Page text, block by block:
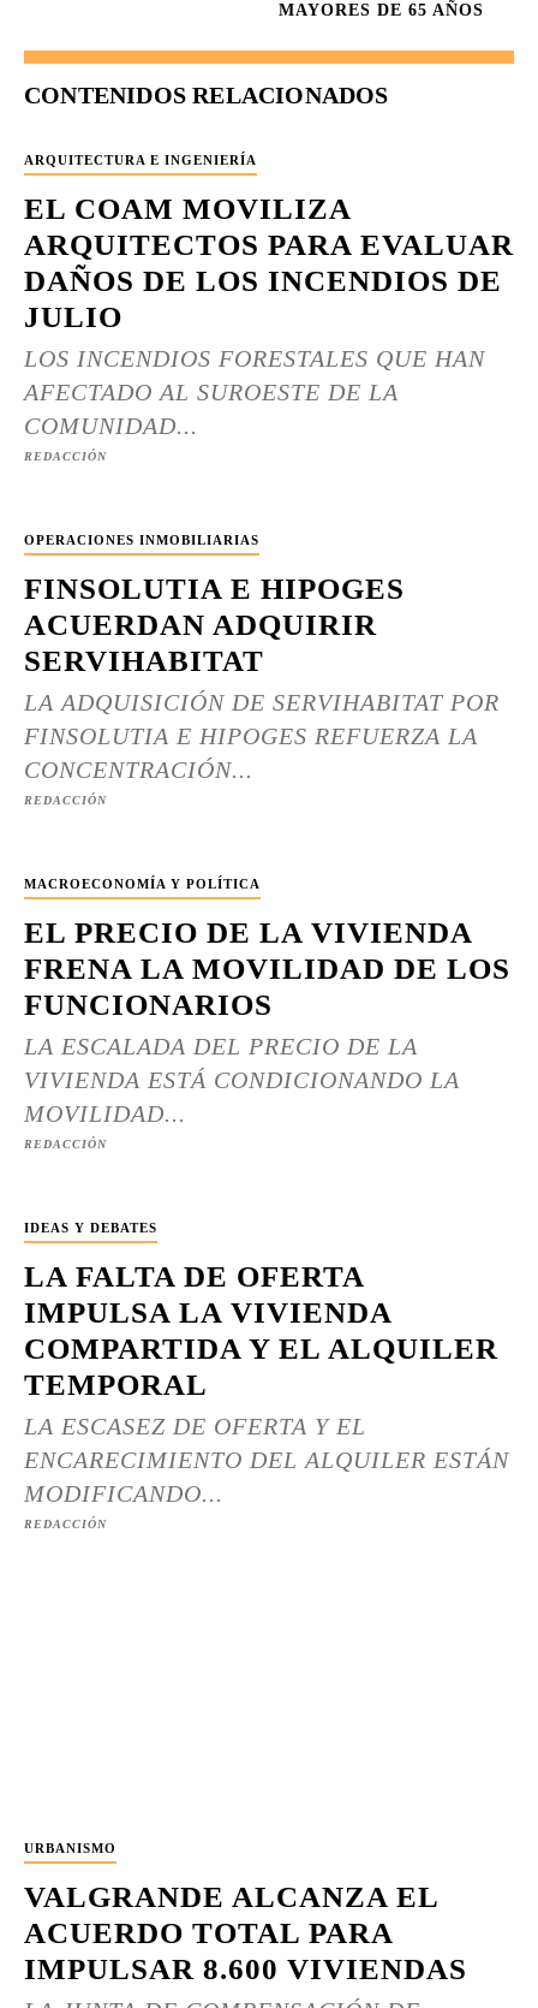
MAYORES DE 65 AÑOS
CONTENIDOS RELACIONADOS
ARQUITECTURA E INGENIERÍA
EL COAM MOVILIZA
ARQUITECTOS PARA EVALUAR
DAÑOS DE LOS INCENDIOS DE
JULIO
LOS INCENDIOS FORESTALES QUE HAN
AFECTADO AL SUROESTE DE LA
COMUNIDAD...
REDACCIÓN
OPERACIONES INMOBILIARIAS
FINSOLUTIA E HIPOGES
ACUERDAN ADQUIRIR
SERVIHABITAT
LA ADQUISICIÓN DE SERVIHABITAT POR
FINSOLUTIA E HIPOGES REFUERZA LA
CONCENTRACIÓN...
REDACCIÓN
MACROECONOMÍA Y POLÍTICA
EL PRECIO DE LA VIVIENDA
FRENA LA MOVILIDAD DE LOS
FUNCIONARIOS
LA ESCALADA DEL PRECIO DE LA
VIVIENDA ESTÁ CONDICIONANDO LA
MOVILIDAD...
REDACCIÓN
IDEAS Y DEBATES
LA FALTA DE OFERTA
IMPULSA LA VIVIENDA
COMPARTIDA Y EL ALQUILER
TEMPORAL
LA ESCASEZ DE OFERTA Y EL
ENCARECIMIENTO DEL ALQUILER ESTÁN
MODIFICANDO...
REDACCIÓN
URBANISMO
VALGRANDE ALCANZA EL
ACUERDO TOTAL PARA
IMPULSAR 8.600 VIVIENDAS